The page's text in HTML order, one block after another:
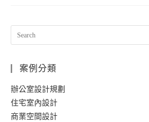
案例分類
辦公室設計規劃
住宅室內設計
商業空間設計